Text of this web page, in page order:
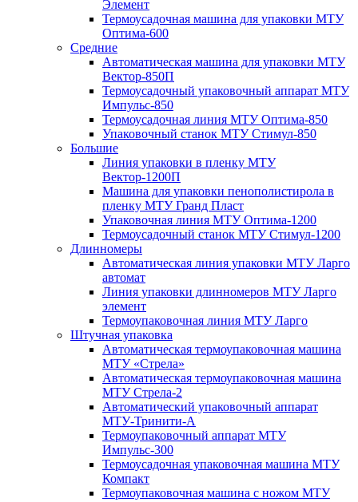
Элемент
Термоусадочная машина для упаковки МТУ
Оптима-600
Средние
Автоматическая машина для упаковки МТУ
Вектор-850П
Термоусадочный упаковочный аппарат МТУ
Импульс-850
Термоусадочная линия МТУ Оптима-850
Упаковочный станок МТУ Стимул-850
Большие
Линия упаковки в пленку МТУ
Вектор-1200П
Машина для упаковки пенополистирола в
пленку МТУ Гранд Пласт
Упаковочная линия МТУ Оптима-1200
Термоусадочный станок МТУ Стимул-1200
Длинномеры
Автоматическая линия упаковки МТУ Ларго
автомат
Линия упаковки длинномеров МТУ Ларго
элемент
Термоупаковочная линия МТУ Ларго
Штучная упаковка
Автоматическая термоупаковочная машина
МТУ «Стрела»
Автоматическая термоупаковочная машина
МТУ Стрела-2
Автоматический упаковочный аппарат
МТУ-Тринити-А
Термоупаковочный аппарат МТУ
Импульс-300
Термоусадочная упаковочная машина МТУ
Компакт
Термоупаковочная машина с ножом МТУ